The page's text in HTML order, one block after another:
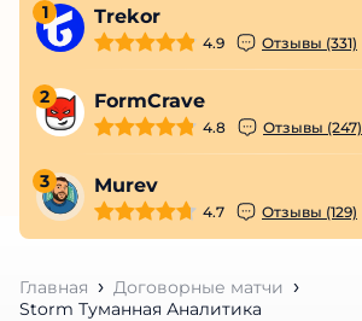
1 Trekor
4.9 Отзывы (331)
2 FormCrave
4.8 Отзывы (247)
3 Murev
4.7 Отзывы (129)
Главная
Договорные матчи
Storm Туманная Аналитика